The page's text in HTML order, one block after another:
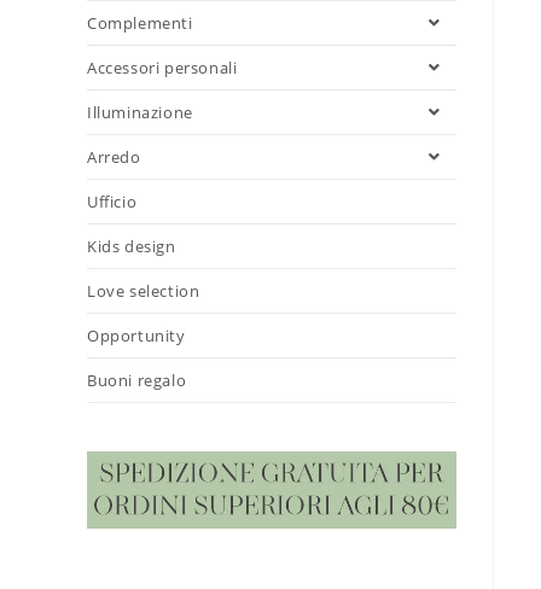
Complementi
Accessori personali
Illuminazione
Arredo
Ufficio
Kids design
Love selection
Opportunity
Buoni regalo